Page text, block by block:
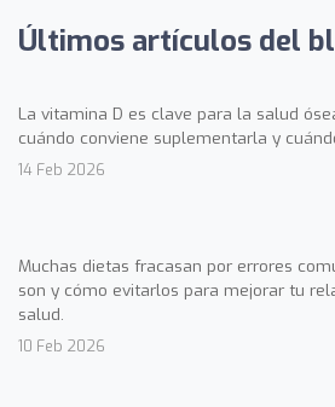
Últimos artículos del
La vitamina D es clave para la salud
cuándo conviene suplementarla y
14 Feb 2026
Muchas dietas fracasan por errores
son y cómo evitarlos para mejorar tu
salud.
10 Feb 2026